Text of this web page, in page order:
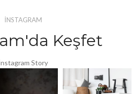
İNSTAGRAM
Keşfet
Story